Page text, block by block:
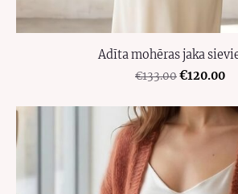
Adīta mohēras jaka
€133.00€120.00